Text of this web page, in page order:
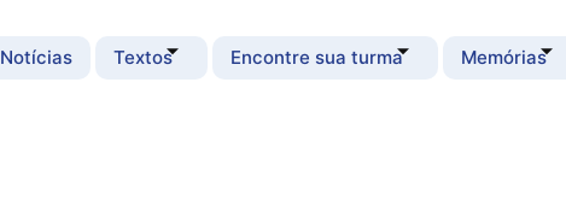
Notícias Textos Encontre sua turma Memórias